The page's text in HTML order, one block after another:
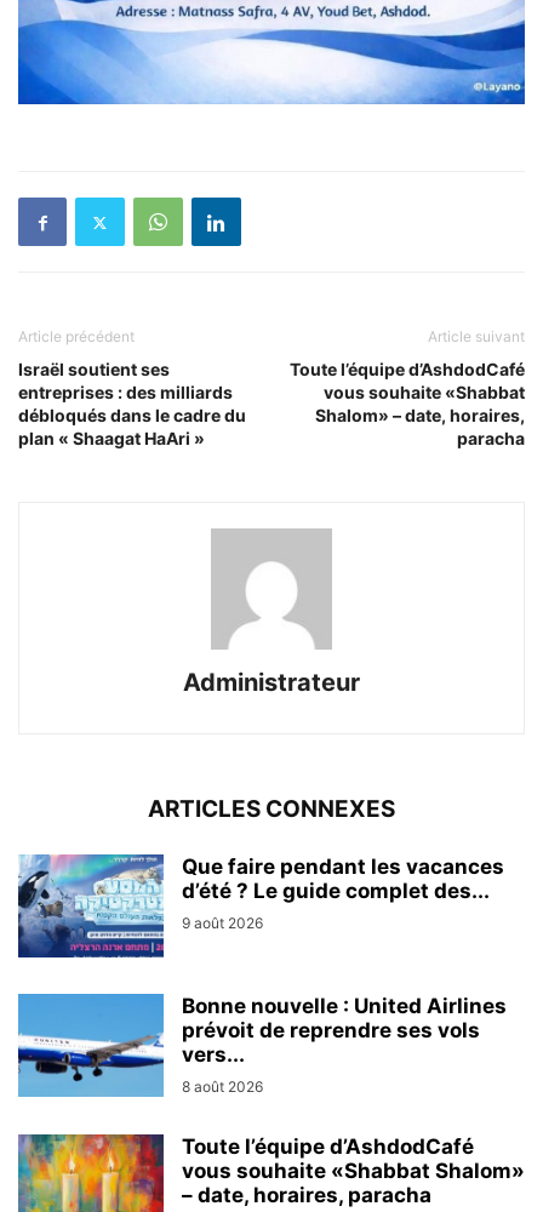
Article précédent
Israël soutient ses
entreprises : des milliards
débloqués dans le cadre du
plan « Shaagat HaAri »
Article suivant
Toute l’équipe d’AshdodCafé
vous souhaite «Shabbat
Shalom» – date, horaires,
paracha
Administrateur
ARTICLES CONNEXES
Que faire pendant les vacances
d’été ? Le guide complet des...
9 août 2026
Bonne nouvelle : United Airlines
prévoit de reprendre ses vols
vers...
8 août 2026
Toute l’équipe d’AshdodCafé
vous souhaite «Shabbat Shalom»
– date, horaires, paracha